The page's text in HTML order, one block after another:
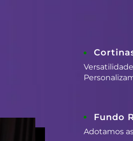
Fundo
Adotamos